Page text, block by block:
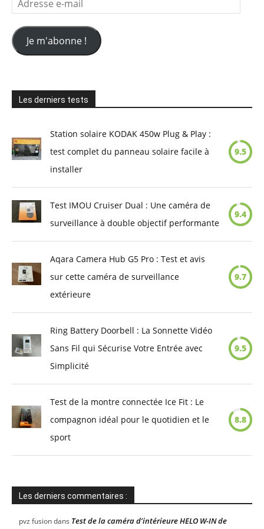
e-
mail
Je m'abonne !
Les derniers tests
Station solaire KODAK 450w Plug & Play :
test complet du panneau solaire facile à
installer
9.5
Test IMOU Cruiser Dual : Une caméra de
surveillance à double objectif performante
9.4
Aqara Camera Hub G5 Pro : Test et avis
sur cette caméra de surveillance
extérieure
9.7
Ring Battery Doorbell : La Sonnette Vidéo
Sans Fil qui Sécurise Votre Entrée avec
Simplicité
9.5
Test de la montre connectée Ice Fit : Le
compagnon idéal pour le quotidien et le
sport
8.8
Les derniers commentaires :
pvz fusiondans Test de la caméra d’intérieure HELO W-IN de